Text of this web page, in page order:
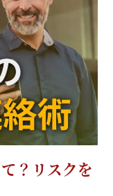
？リスクを